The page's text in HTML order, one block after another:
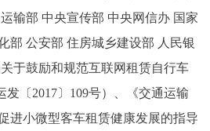
输部 中央宣传部 中央网信办 国家
部 公安部 住房城乡建设部 人民银
于鼓励和规范互联网租赁自行车
〔2017〕109号）、《交通运输
进小微型客车租赁健康发展的指导